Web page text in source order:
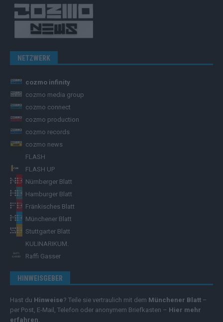
NETZWERK
cozmo infinity
cozmo media group
cozmo connect
cozmo production
cozmo records
cozmo news
FLASH
FLASH UP
Nürnberger Blatt
Hamburger Blatt
Fränkisches Blatt
Münchener Blatt
Stuttgarter Blatt
KULINARIKUM.
Raffi Gasser
HINWEISGEBER
Hast du Hinweise? Teile sie vertraulich mit dem Münchener Blatt –
per Post, E-Mail, Telefon oder anonymem Briefkasten – Hier mehr
erfahren.